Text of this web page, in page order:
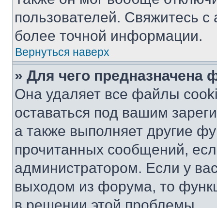
пользователей. Свяжитесь
более точной информации.
Вернуться наверх
» Для чего предназначена
Она удаляет все файлы
оставаться под вашим
а также выполняет другие
прочитанных сообщений,
администратором. Если у
выходом из форума, то